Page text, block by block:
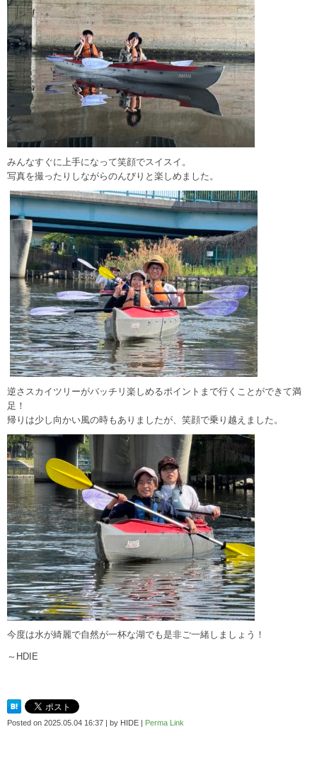
みんなすぐに上手になって笑顔でスイスイ。
写真を撮ったりしながらのんびりと楽しめました。
逆さスカイツリーがバッチリ楽しめるポイントまで行くことができて満
足！
帰りは少し向かい風の時もありましたが、笑顔で乗り越えました。
今度は水が綺麗で自然が一杯な湖でも是非ご一緒しましょう！
～HDIE
Posted on 2025.05.04 16:37 | by HIDE | Perma Link